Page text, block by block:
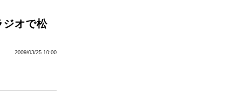
ジオで松
2009/03/25 10:00